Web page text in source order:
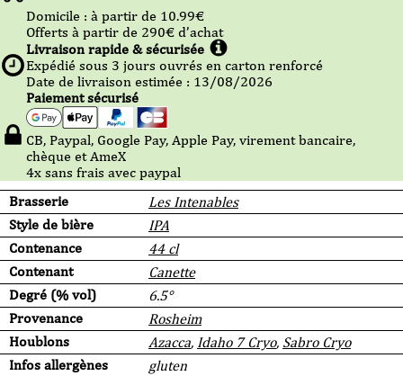
Brasserie
Les Intenables
Style de bière
IPA
Contenance
44 cl
Contenant
Canette
Degré (% vol)
6.5°
Provenance
Rosheim
Houblons
Azacca, Idaho 7 Cryo, Sabro Cryo
Infos allergènes
gluten
Domicile : à partir de 10.99€
Offerts à partir de 290€ d’achat
Livraison rapide & sécurisée
Expédié sous 3 jours ouvrés en carton renforcé
Date de livraison estimée : 13/08/2026
Paiement sécurisé
CB, Paypal, Google Pay, Apple Pay, virement bancaire,
chèque et AmeX
4x sans frais avec paypal